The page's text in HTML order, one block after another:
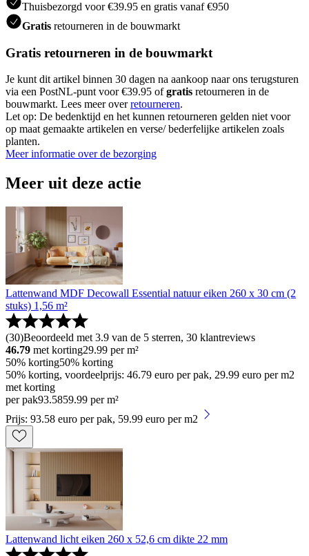
Thuisbezorgd voor €39.95 en gratis vanaf €950
Gratis retourneren in de bouwmarkt
Gratis retourneren in de bouwmarkt
Je kunt dit artikel binnen 30 dagen na aankoop naar ons terugsturen
via een PostNL-punt voor €39.95 ofgratis retourneren in de
bouwmarkt. Lees meer overretourneren.
Let op: De bedenktijd en het kunnen retourneren gelden niet voor
op maat gemaakte artikelen en verse/ bederfelijke artikelen zoals
planten.
Meer informatie over de bezorging
Meer uit deze actie
Lattenwand MDF Decowall Essential natuur eiken 260 x 30 cm (2
stuks) 1,56 m²
(30)Beoordeeld met 3.9 van de 5 sterren, 30 klantreviews
46.79 met korting29.99 per m²
50% korting50% korting
50% korting, voordeelprijs: 46.79 euro per pak, 29.99 euro per m2
met korting
per pak93.5859.99 per m²
Prijs: 93.58 euro per pak, 59.99 euro per m2
Lattenwand licht eiken 260 x 52,6 cm dikte 22 mm